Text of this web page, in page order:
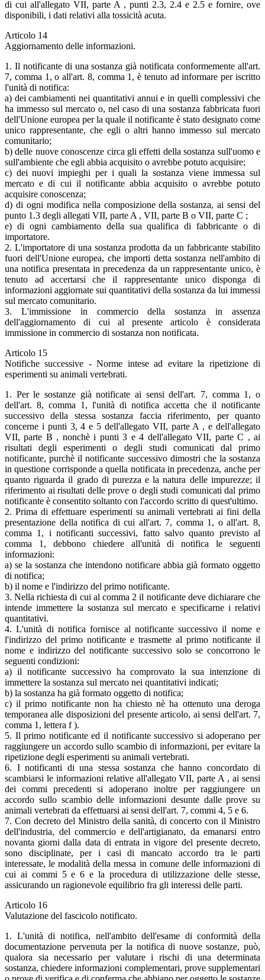
di cui all'allegato VII, parte A , punti 2.3, 2.4 e 2.5 e fornire, ove
disponibili, i dati relativi alla tossicità acuta.
Articolo 14
Aggiornamento delle informazioni.
1. Il notificante di una sostanza già notificata conformemente all'art.
7, comma 1, o all'art. 8, comma 1, è tenuto ad informare per iscritto
l'unità di notifica:
a) dei cambiamenti nei quantitativi annui e in quelli complessivi che
ha immesso sul mercato o, nel caso di una sostanza fabbricata fuori
dell'Unione europea per la quale il notificante è stato designato come
unico rappresentante, che egli o altri hanno immesso sul mercato
comunitario;
b) delle nuove conoscenze circa gli effetti della sostanza sull'uomo e
sull'ambiente che egli abbia acquisito o avrebbe potuto acquisire;
c) dei nuovi impieghi per i quali la sostanza viene immessa sul
mercato e di cui il notificante abbia acquisito o avrebbe potuto
acquisire conoscenza;
d) di ogni modifica nella composizione della sostanza, ai sensi del
punto 1.3 degli allegati VII, parte A , VII, parte B o VII, parte C ;
e) di ogni cambiamento della sua qualifica di fabbricante o di
importatore.
2. L'importatore di una sostanza prodotta da un fabbricante stabilito
fuori dell'Unione europea, che importi detta sostanza nell'ambito di
una notifica presentata in precedenza da un rappresentante unico, è
tenuto ad accertarsi che il rappresentante unico disponga di
informazioni aggiornate sui quantitativi della sostanza da lui immessi
sul mercato comunitario.
3. L'immissione in commercio della sostanza in assenza
dell'aggiornamento di cui al presente articolo è considerata
immissione in commercio di sostanza non notificata.
Articolo 15
Notifiche successive - Norme intese ad evitare la ripetizione di
esperimenti su animali vertebrati.
1. Per le sostanze già notificate ai sensi dell'art. 7, comma 1, o
dell'art. 8, comma 1, l'unità di notifica accetta che il notificante
successivo della stessa sostanza faccia riferimento, per quanto
concerne i punti 3, 4 e 5 dell'allegato VII, parte A , e dell'allegato
VII, parte B , nonchè i punti 3 e 4 dell'allegato VII, parte C , ai
risultati degli esperimenti o degli studi comunicati dal primo
notificante, purchè il notificante successivo dimostri che la sostanza
in questione corrisponde a quella notificata in precedenza, anche per
quanto riguarda il grado di purezza e la natura delle impurezze; il
riferimento ai risultati delle prove o degli studi comunicati dal primo
notificante è consentito soltanto con l'accordo scritto di quest'ultimo.
2. Prima di effettuare esperimenti su animali vertebrati ai fini della
presentazione della notifica di cui all'art. 7, comma 1, o all'art. 8,
comma 1, i notificanti successivi, fatto salvo quanto previsto al
comma 1, debbono chiedere all'unità di notifica le seguenti
informazioni:
a) se la sostanza che intendono notificare abbia già formato oggetto
di notifica;
b) il nome e l'indirizzo del primo notificante.
3. Nella richiesta di cui al comma 2 il notificante deve dichiarare che
intende immettere la sostanza sul mercato e specificarne i relativi
quantitativi.
4. L'unità di notifica fornisce al notificante successivo il nome e
l'indirizzo del primo notificante e trasmette al primo notificante il
nome e indirizzo del notificante successivo solo se concorrono le
seguenti condizioni:
a) il notificante successivo ha comprovato la sua intenzione di
immettere la sostanza sul mercato nei quantitativi indicati;
b) la sostanza ha già formato oggetto di notifica;
c) il primo notificante non ha chiesto nè ha ottenuto una deroga
temporanea alle disposizioni del presente articolo, ai sensi dell'art. 7,
comma 1, lettera f ).
5. Il primo notificante ed il notificante successivo si adoperano per
raggiungere un accordo sullo scambio di informazioni, per evitare la
ripetizione degli esperimenti su animali vertebrati.
6. I notificanti di una stessa sostanza che hanno concordato di
scambiarsi le informazioni relative all'allegato VII, parte A , ai sensi
dei commi precedenti si adoperano inoltre per raggiungere un
accordo sullo scambio delle informazioni desunte dalle prove su
animali vertebrati da effettuarsi ai sensi dell'art. 7, commi 4, 5 e 6.
7. Con decreto del Ministro della sanità, di concerto con il Ministro
dell'industria, del commercio e dell'artigianato, da emanarsi entro
novanta giorni dalla data di entrata in vigore del presente decreto,
sono disciplinate, per i casi di mancato accordo tra le parti
interessate, le modalità della messa in comune delle informazioni di
cui ai commi 5 e 6 e la procedura di utilizzazione delle stesse,
assicurando un ragionevole equilibrio fra gli interessi delle parti.
Articolo 16
Valutazione del fascicolo notificato.
1. L'unità di notifica, nell'ambito dell'esame di conformità della
documentazione pervenuta per la notifica di nuove sostanze, può,
qualora sia necessario per valutare i rischi di una determinata
sostanza, chiedere informazioni complementari, prove supplementari